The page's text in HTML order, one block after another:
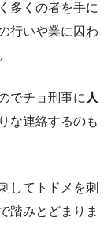
多くの者を手に
行いや業に囚わ
でチョ刑事に 人
な連絡するのも
してトドメを刺
踏みとどまりま